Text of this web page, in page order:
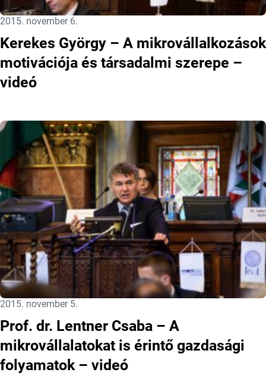
Közzétéve:
2015. november 6.
Kerekes György – A mikrovállalkozások
motivációja és társadalmi szerepe –
videó
Közzétéve:
2015. november 5.
Prof. dr. Lentner Csaba – A
mikrovállalatokat is érintő gazdasági
folyamatok – videó